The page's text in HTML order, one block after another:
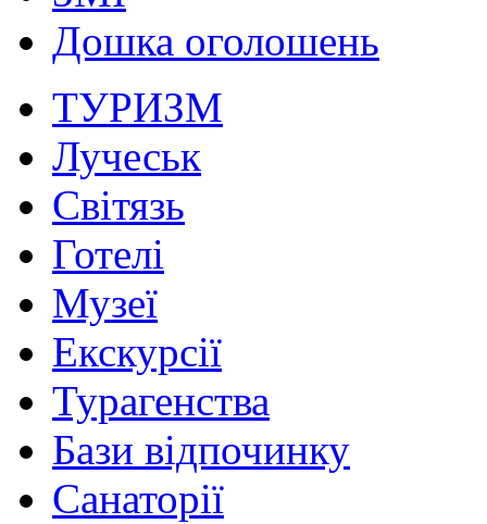
Дошка оголошень
ТУРИЗМ
Лучеськ
Світязь
Готелі
Музеї
Екскурсії
Турагенства
Бази відпочинку
Санаторії